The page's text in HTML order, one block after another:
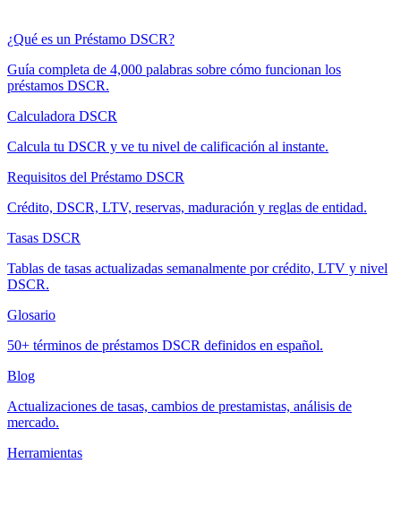
¿Qué es un Préstamo DSCR?
Guía completa de 4,000 palabras sobre cómo funcionan los
préstamos DSCR.
Calculadora DSCR
Calcula tu DSCR y ve tu nivel de calificación al instante.
Requisitos del Préstamo DSCR
Crédito, DSCR, LTV, reservas, maduración y reglas de entidad.
Tasas DSCR
Tablas de tasas actualizadas semanalmente por crédito, LTV y nivel
DSCR.
Glosario
50+ términos de préstamos DSCR definidos en español.
Blog
Actualizaciones de tasas, cambios de prestamistas, análisis de
mercado.
Herramientas